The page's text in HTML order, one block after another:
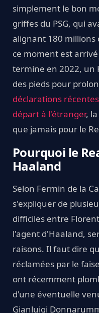
simplement le bon
griffes du PSG, qui
alignant 180 millions
ce moment est
termine en 2022, un
des pieds pour
déclarations
départ à l'étranger,
que jamais pour le
Pourquoi le
Haaland
Selon Fermin de la
s'expliquer de
difficiles entre
l'agent d'Haaland,
raisons. Il faut dire
réclamées par le
ont récemment
d'une éventuelle
Gianluigi